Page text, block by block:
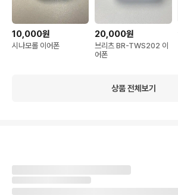
10,000원
시나모롤 이어폰
20,000원
브리츠 BR-TWS202 이
어폰
상품 전체보기